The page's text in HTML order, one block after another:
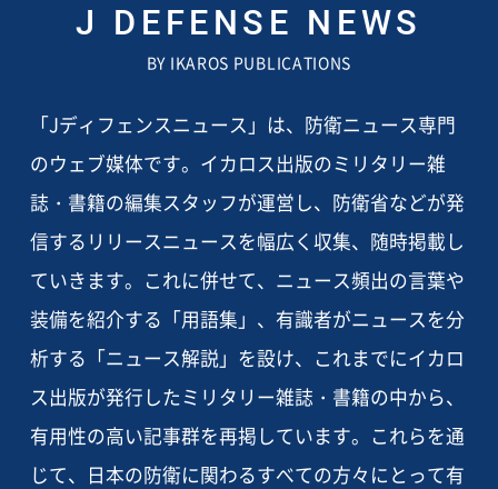
J DEFENSE NEWS
BY IKAROS PUBLICATIONS
「Jディフェンスニュース」は、防衛ニュース専門
のウェブ媒体です。イカロス出版のミリタリー雑
誌・書籍の編集スタッフが運営し、防衛省などが発
信するリリースニュースを幅広く収集、随時掲載し
ていきます。これに併せて、ニュース頻出の言葉や
装備を紹介する「用語集」、有識者がニュースを分
析する「ニュース解説」を設け、これまでにイカロ
ス出版が発行したミリタリー雑誌・書籍の中から、
有用性の高い記事群を再掲しています。これらを通
じて、日本の防衛に関わるすべての方々にとって有